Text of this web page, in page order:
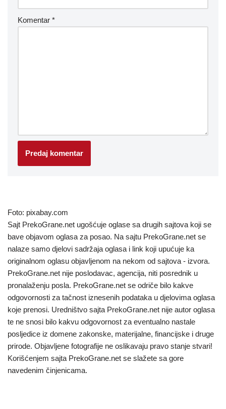
Komentar *
Foto: pixabay.com
Sajt PrekoGrane.net ugošćuje oglase sa drugih sajtova koji se
bave objavom oglasa za posao. Na sajtu PrekoGrane.net se
nalaze samo djelovi sadržaja oglasa i link koji upućuje ka
originalnom oglasu objavljenom na nekom od sajtova - izvora.
PrekoGrane.net nije poslodavac, agencija, niti posrednik u
pronalaženju posla. PrekoGrane.net se odriče bilo kakve
odgovornosti za tačnost iznesenih podataka u djelovima oglasa
koje prenosi. Uredništvo sajta PrekoGrane.net nije autor oglasa
te ne snosi bilo kakvu odgovornost za eventualno nastale
posljedice iz domene zakonske, materijalne, financijske i druge
prirode. Objavljene fotografije ne oslikavaju pravo stanje stvari!
Korišćenjem sajta PrekoGrane.net se slažete sa gore
navedenim činjenicama.